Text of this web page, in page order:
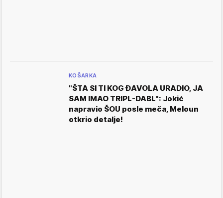
KOŠARKA
"ŠTA SI TI KOG ĐAVOLA URADIO, JA
SAM IMAO TRIPL-DABL": Jokić
napravio ŠOU posle meča, Meloun
otkrio detalje!